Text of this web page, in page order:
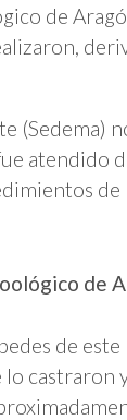
de
(Sedema)
atendido
de
de
castraron